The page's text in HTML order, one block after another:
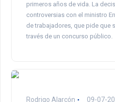
primeros años de vida. La
controversias con el ministro
de trabajadores, que pide que
través de un concurso público.
Rodrigo Alarcón 09-07-